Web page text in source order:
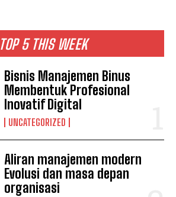
TOP 5 THIS WEEK
Bisnis Manajemen Binus
Membentuk Profesional
Inovatif Digital
UNCATEGORIZED
Aliran manajemen modern
Evolusi dan masa depan
organisasi